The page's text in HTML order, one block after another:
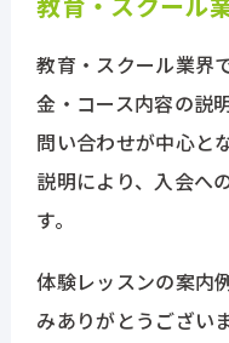
教育・スクール業界
金・コース内容の説
問い合わせが中心と
説明により、入会へ
す。
体験レッスンの案内
みありがとうござい